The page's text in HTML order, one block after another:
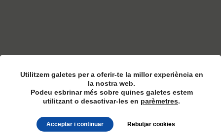
Utilitzem galetes per a oferir-te la millor experiència en
la nostra web.
Podeu esbrinar més sobre quines galetes estem
utilitzant o desactivar-les en parèmetres.
Acceptar i continuar Rebutjar cookies